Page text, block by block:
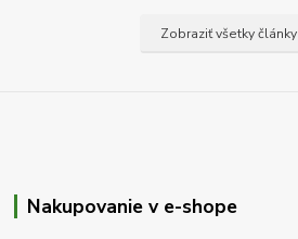
Zobraziť všetky články
Nakupovanie v e-shope